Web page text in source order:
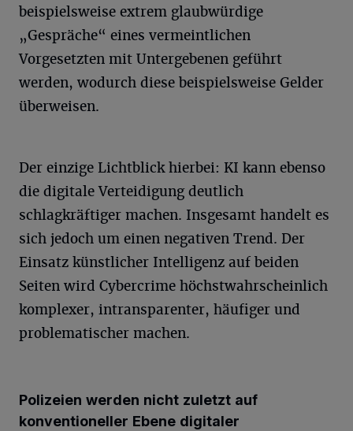
beispielsweise extrem glaubwürdige
„Gespräche“ eines vermeintlichen
Vorgesetzten mit Untergebenen geführt
werden, wodurch diese beispielsweise Gelder
überweisen.
Der einzige Lichtblick hierbei: KI kann ebenso
die digitale Verteidigung deutlich
schlagkräftiger machen. Insgesamt handelt es
sich jedoch um einen negativen Trend. Der
Einsatz künstlicher Intelligenz auf beiden
Seiten wird Cybercrime höchstwahrscheinlich
komplexer, intransparenter, häufiger und
problematischer machen.
Polizeien werden nicht zuletzt auf
konventioneller Ebene digitaler